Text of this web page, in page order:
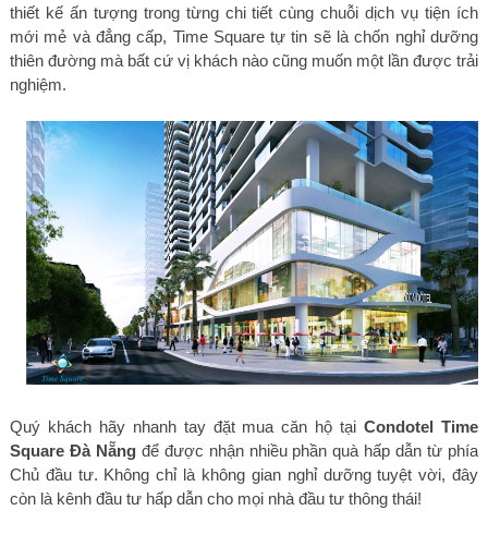
thiết kế ấn tượng trong từng chi tiết cùng chuỗi dịch vụ tiện ích
mới mẻ và đẳng cấp, Time Square tự tin sẽ là chốn nghỉ dưỡng
thiên đường mà bất cứ vị khách nào cũng muốn một lần được trải
nghiệm.
Quý khách hãy nhanh tay đặt mua căn hộ tạiCondotel Time
Square Đà Nẵngđể được nhận nhiều phần quà hấp dẫn từ phía
Chủ đầu tư. Không chỉ là không gian nghỉ dưỡng tuyệt vời, đây
còn là kênh đầu tư hấp dẫn cho mọi nhà đầu tư thông thái!